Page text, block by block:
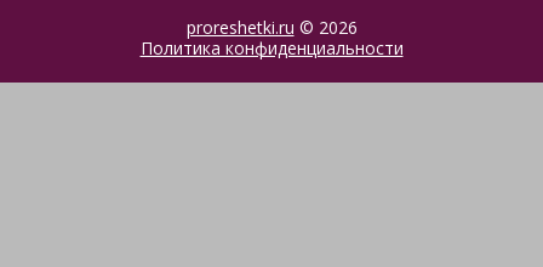
proreshetki.ru © 2026
Политика конфиденциальности